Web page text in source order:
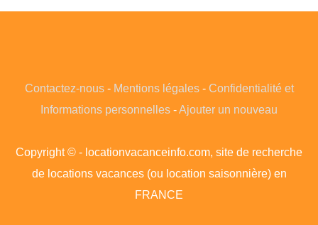
Contactez-nous- Mentions légales- Confidentialité et
Informations personnelles -Ajouter un nouveau
Copyright © - locationvacanceinfo.com, site de recherche
de locations vacances (ou location saisonnière) en
FRANCE